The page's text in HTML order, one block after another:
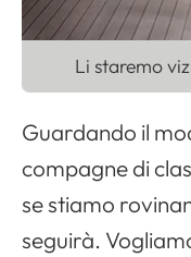
Li staremo
Guardando il
compagne di
se stiamo
seguirà.